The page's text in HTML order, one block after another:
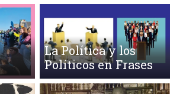
La Política y los
Políticos en Frases